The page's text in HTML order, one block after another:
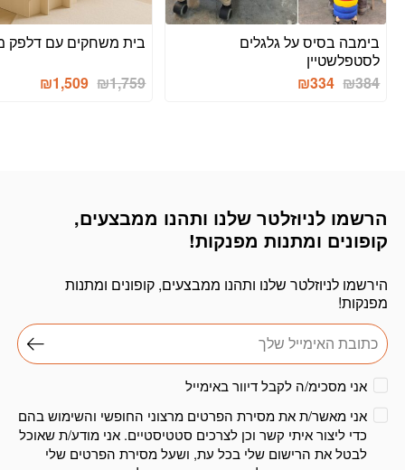
בימבה בסיס על גלגלים
לסטפלשטיין
₪384
המחיר
₪334 המחיר
בית משחקים עם דלפק
₪1,759
המחיר₪1,509
הרשמו לניוזלטר שלנו ותהנו ממבצעים,
קופונים ומתנות מפנקות!
הירשמו לניוזלטר שלנו ותהנו ממבצעים, קופונים ומתנות
מפנקות!
דוא׳׳ל
אני מסכימ/ה לקבל דיוור באימייל
אני מאשר/ת את מסירת הפרטים מרצוני החופשי והשימוש בהם
כדי ליצור איתי קשר וכן לצרכים סטטיסטיים. אני מודע/ת שאוכל
לבטל את הרישום שלי בכל עת, ושעל מסירת הפרטים שלי